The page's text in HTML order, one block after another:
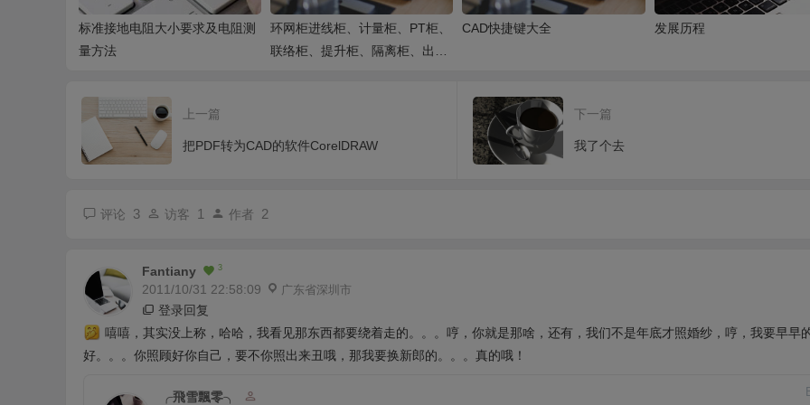
标准接地电阻大小要求及电阻测
量方法
环网柜进线柜、计量柜、PT柜、
联络柜、提升柜、隔离柜、出线
CAD快捷键大全 发展历程
上一篇
把PDF转为CAD的软件CorelDRAW
下一篇
我了个去
评论 3 访客 1 作者 2
Fantiany 3
2011/10/31 22:58:09 广东省深圳市
登录回复
嘻嘻，其实没上称，哈哈，我看见那东西都要绕着走的。。。哼，你就是那啥，还有，我们不是年底才照婚纱，哼，我要早早
好。。。你照顾好你自己，要不你照出来丑哦，那我要换新郎的。。。真的哦！
╭飛雪飄零╮